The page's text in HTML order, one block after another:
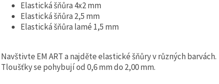
Elastická šňůra 4x2 mm
Elastická šňůra 2,5 mm
Elastická šňůra lamé 1,5 mm
Navštivte EM ART a najděte elastické šňůry v různých barvách.
Tloušťky se pohybují od 0,6 mm do 2,00 mm.